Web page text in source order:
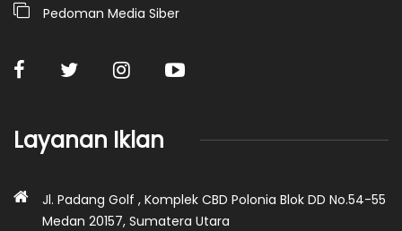
Pedoman Media Siber
Layanan Iklan
Jl. Padang Golf , Komplek CBD Polonia Blok DD No.54-55
Medan 20157, Sumatera Utara